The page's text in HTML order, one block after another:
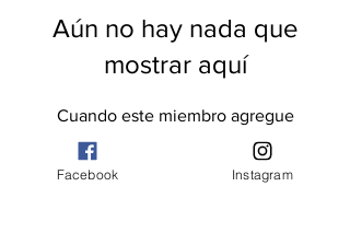
Aún no hay nada que
mostrar aquí
Cuando este miembro agregue
información sobre sí mismo, podrás
Facebook Instagram